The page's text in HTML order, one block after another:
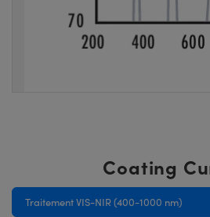
Coating
Traitement VIS-NIR (400-1000 nm)